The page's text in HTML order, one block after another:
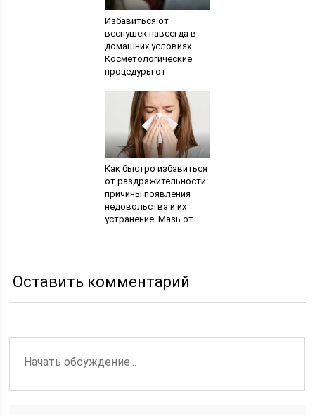
Избавиться от
веснушек навсегда в
домашних условиях.
Косметологические
процедуры от
Противопоказания к
применению такого
средства
Как быстро избавиться
от раздражительности:
причины появления
недовольства и их
устранение. Мазь от
Оставить комментарий